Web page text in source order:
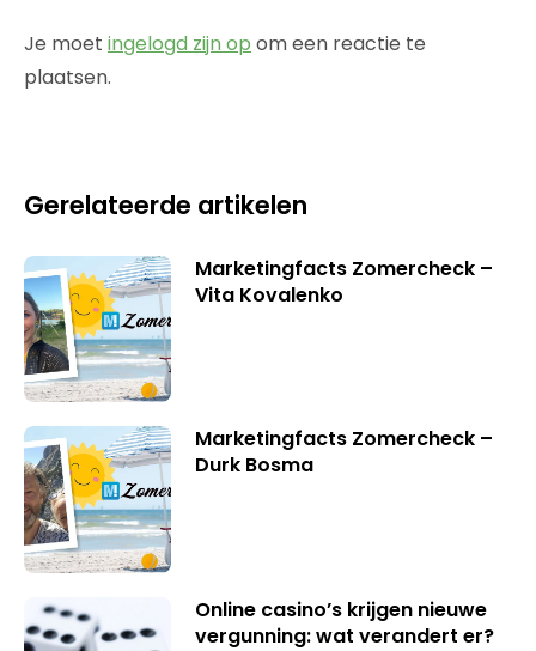
Je moet ingelogd zijn op om een reactie te
plaatsen.
Gerelateerde artikelen
Marketingfacts Zomercheck –
Vita Kovalenko
Marketingfacts Zomercheck –
Durk Bosma
Online casino’s krijgen nieuwe
vergunning: wat verandert er?